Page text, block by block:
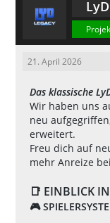
21. April 2026
Das klassische
Wir haben uns
neu
erweitert.
Freu dich auf
mehr Anreize
📑 EINBLICK
🎮